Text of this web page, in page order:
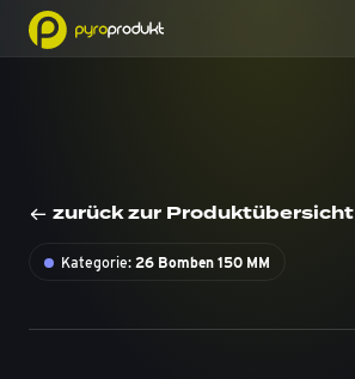
zurück zur Produktübersicht
Kategorie: 26 Bomben 150 MM